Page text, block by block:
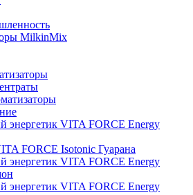
MilkinMix
энергетик VITA FORCE Energy
FORCE Isotonic Гуарана
энергетик VITA FORCE Energy
энергетик VITA FORCE Energy